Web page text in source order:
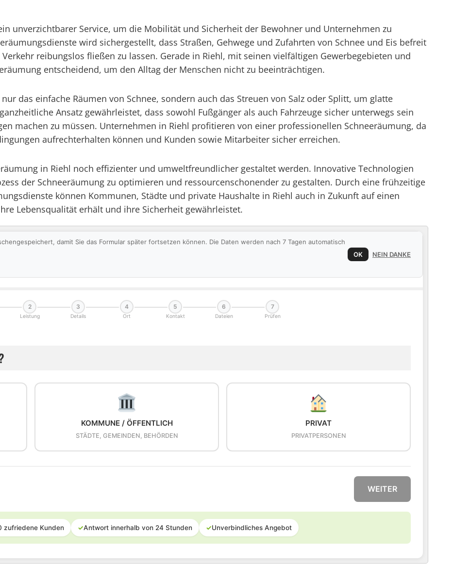
unverzichtbarer Service, um die Mobilität und Sicherheit der Bewohner und Unternehmen zu
wird sichergestellt, dass Straßen, Gehwege und Zufahrten von Schnee und Eis befreit
reibungslos fließen zu lassen. Gerade in Riehl, mit seinen vielfältigen Gewerbegebieten und
entscheidend, um den Alltag der Menschen nicht zu beeinträchtigen.
das einfache Räumen von Schnee, sondern auch das Streuen von Salz oder Splitt, um glatte
Ansatz gewährleistet, dass sowohl Fußgänger als auch Fahrzeuge sicher unterwegs sein
machen zu müssen. Unternehmen in Riehl profitieren von einer professionellen Schneeräumung, da
aufrechterhalten können und Kunden sowie Mitarbeiter sicher erreichen.
in Riehl noch effizienter und umweltfreundlicher gestaltet werden. Innovative Technologien
der Schneeräumung zu optimieren und ressourcenschonender zu gestalten. Durch eine frühzeitige
können Kommunen, Städte und private Haushalte in Riehl auch in Zukunft auf einen
Lebensqualität erhält und ihre Sicherheit gewährleistet.
damit Sie das Formular später fortsetzen können. Die Daten werden nach 7 Tagen automatisch
OK NEIN DANKE
2
Leistung
3
Details
4
Ort
5
Kontakt
6
Dateien
7
Prüfen
KOMMUNE / ÖFFENTLICH
STÄDTE, GEMEINDEN, BEHÖRDEN
PRIVAT
PRIVATPERSONEN
WEITER
zufriedene Kunden ✓Antwort innerhalb von 24 Stunden ✓Unverbindliches Angebot